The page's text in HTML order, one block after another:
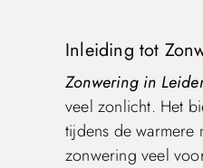
Inleiding tot
Zonwering in
veel zonlicht. Het
tijdens de warmere
zonwering veel